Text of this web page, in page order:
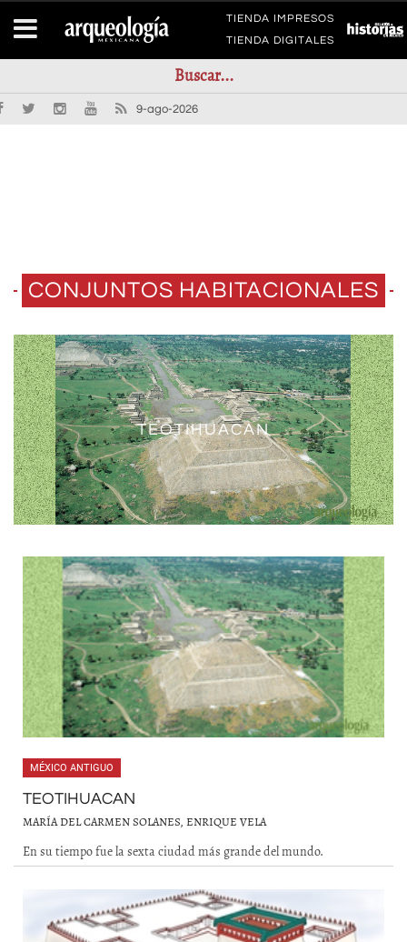
TIENDA IMPRESOS
TIENDA DIGITALES
9-ago-2026
CONJUNTOS HABITACIONALES
TEOTIHUACAN
LOS “PALACIOS” DE
TEOTIHUACAN, ESTADO DE
MÉXICO
MÉXICO ANTIGUO
TEOTIHUACAN
MARÍA DEL CARMEN SOLANES, ENRIQUE VELA
En su tiempo fue la sexta ciudad más grande del mundo.